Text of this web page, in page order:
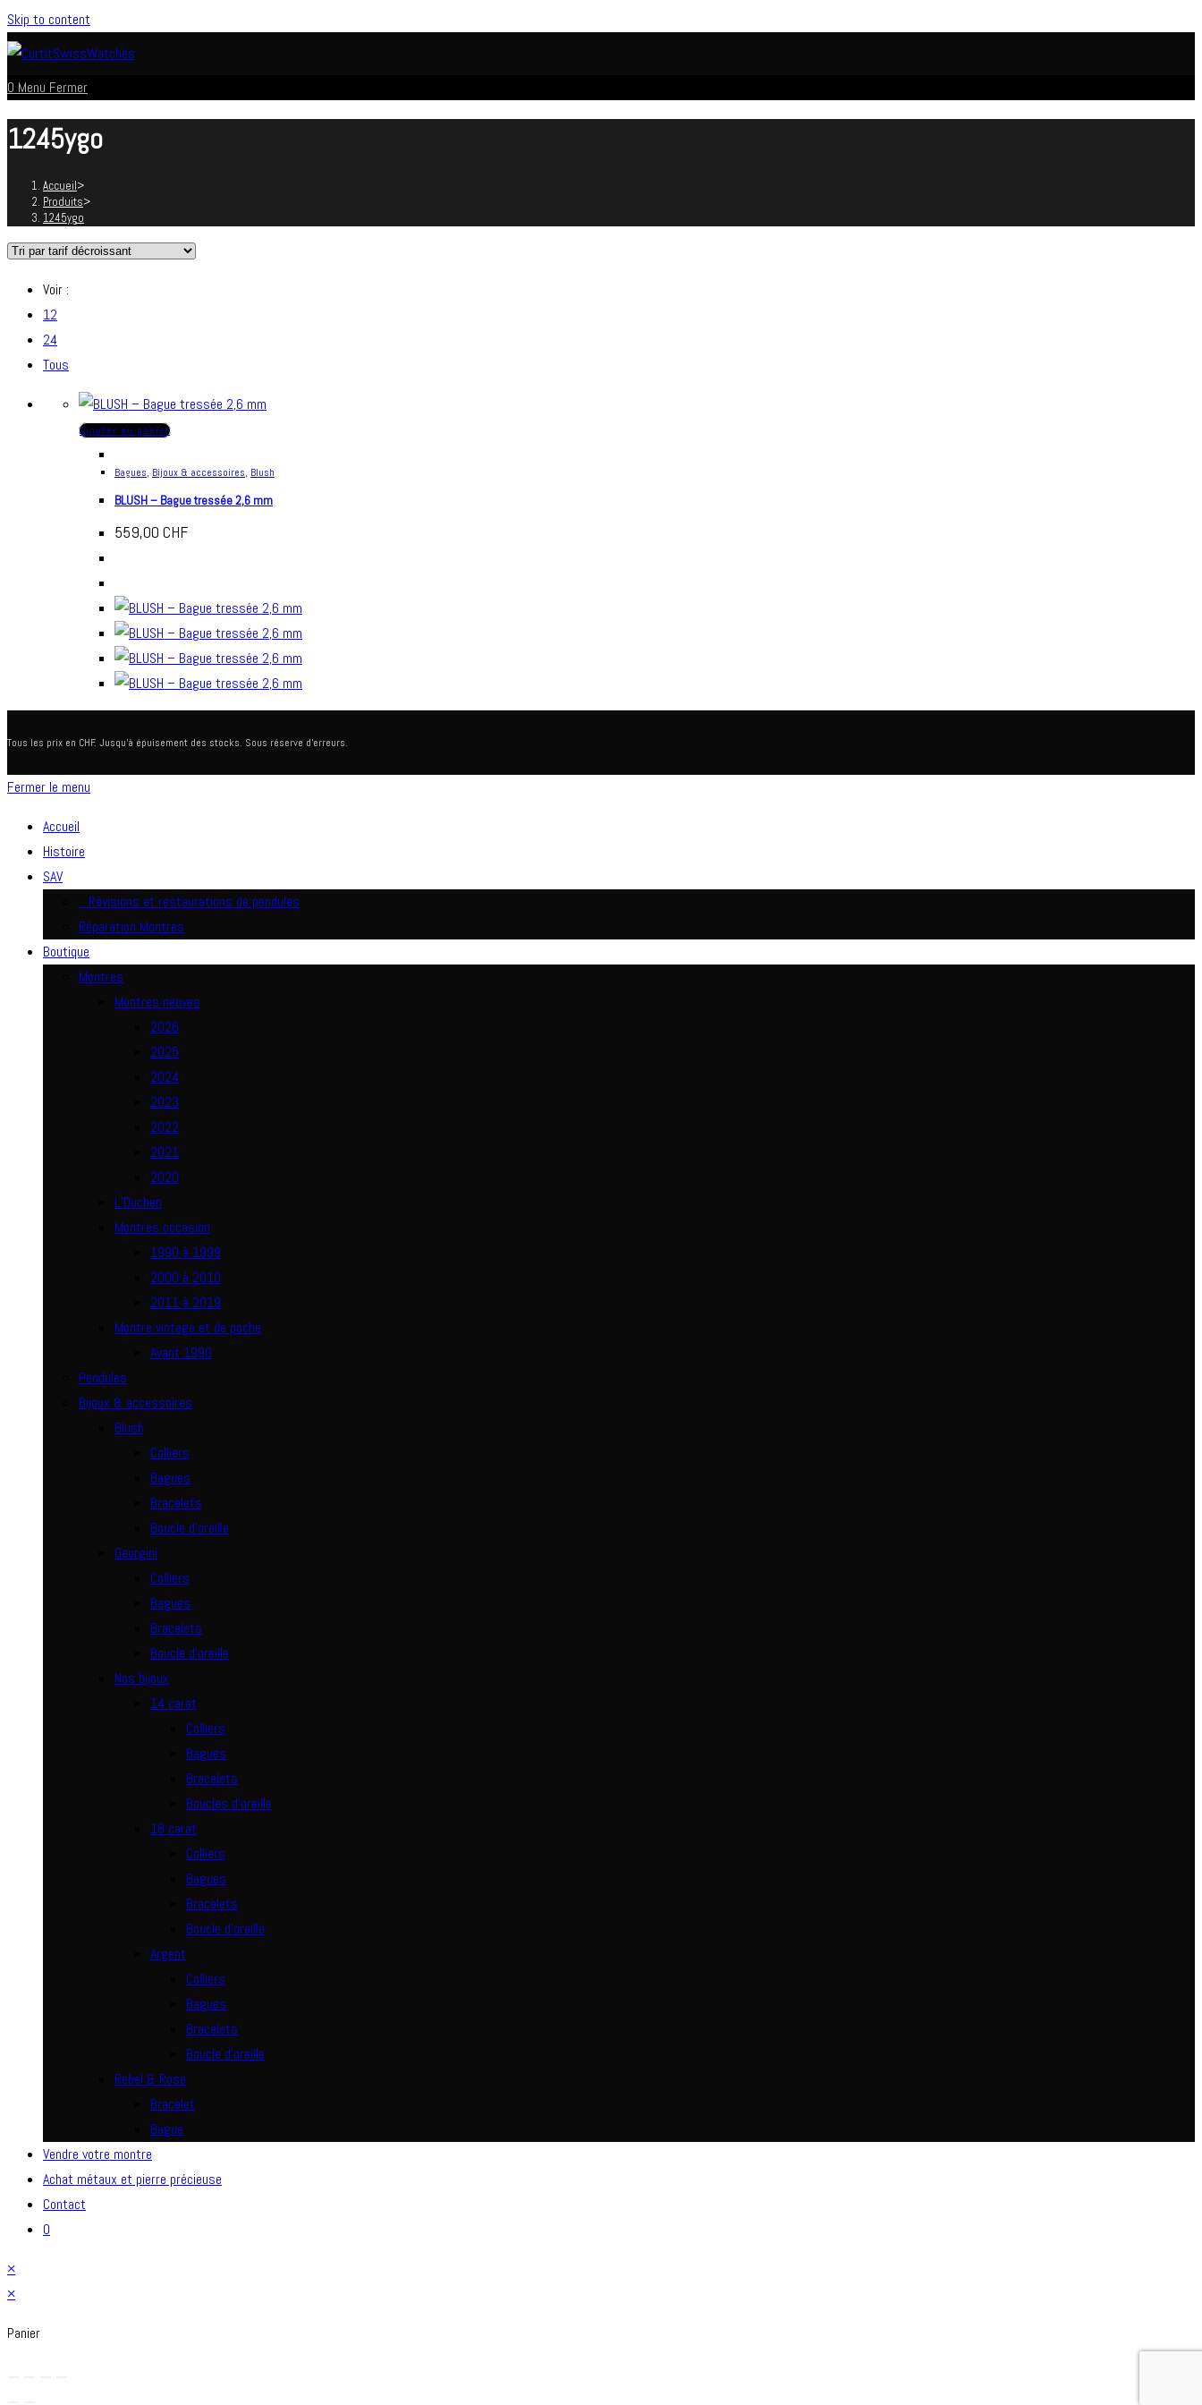
Skip to content
0 Menu Fermer
1245ygo
Accueil>
Produits>
1245ygo
Voir :
12
24
Tous
Ajouter au panier
Bagues, Bijoux & accessoires, Blush
BLUSH – Bague tressée 2,6 mm
559,00 CHF
Tous les prix en CHF. Jusqu'à épuisement des stocks. Sous réserve d'erreurs.
Fermer le menu
Accueil
Histoire
SAV
…Révisions et restaurations de pendules
Réparation Montres
Boutique
Montres
Montres neuves
2026
2025
2024
2023
2022
2021
2020
L’Duchen
Montres occasion
1990 à 1999
2000 à 2010
2011 à 2019
Montre vintage et de poche
Avant 1990
Pendules
Bijoux & accessoires
Blush
Colliers
Bagues
Bracelets
Boucle d’oreille
Georgini
Colliers
Bagues
Bracelets
Boucle d’oreille
Nos bijoux
14 carat
Colliers
Bagues
Bracelets
Boucles d’oreille
18 carat
Colliers
Bagues
Bracelets
Boucle d’oreille
Argent
Colliers
Bagues
Bracelets
Boucle d’oreille
Rebel & Rose
Bracelet
Bague
Vendre votre montre
Achat métaux et pierre précieuse
Contact
0
×
×
Panier